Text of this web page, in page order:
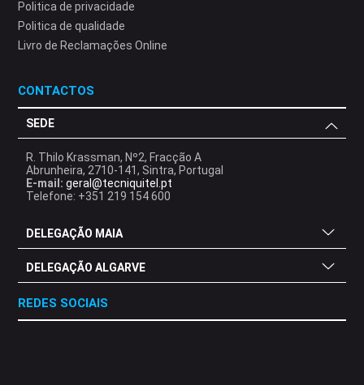
Politica de privacidade
Politica de qualidade
Livro de Reclamações Online
CONTACTOS
SEDE
R. Thilo Krassman, Nº2, Fracção A
Abrunheira, 2710-141, Sintra, Portugal
E-mail: geral@tecniquitel.pt
Telefone: +351 219 154 600
DELEGAÇÃO MAIA
DELEGAÇÃO ALGARVE
REDES SOCIAIS